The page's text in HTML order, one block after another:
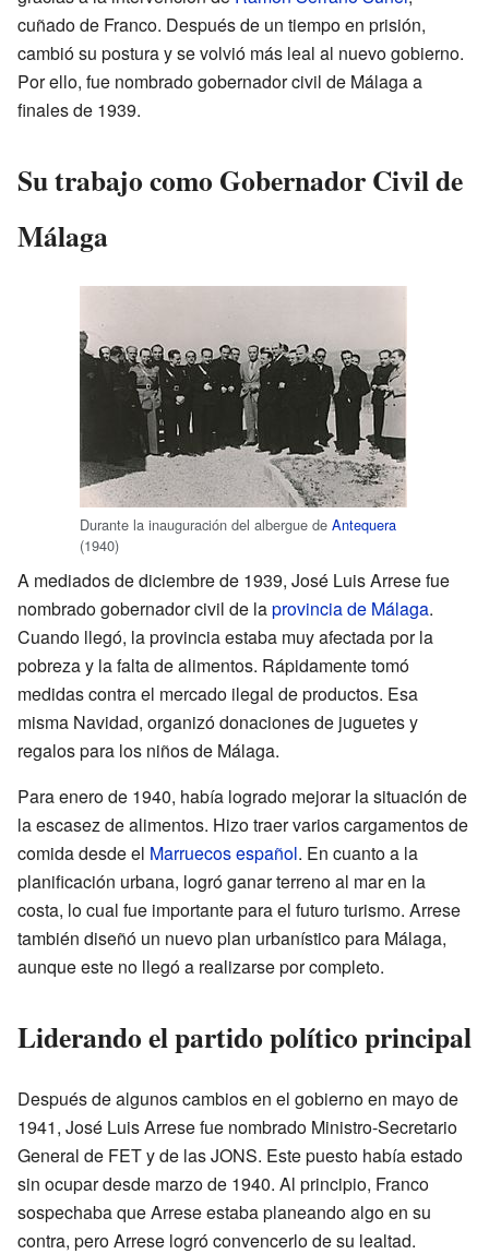
cuñado de Franco. Después de un tiempo en prisión,
cambió su postura y se volvió más leal al nuevo gobierno.
Por ello, fue nombrado gobernador civil de Málaga a
finales de 1939.
Su trabajo como Gobernador Civil de
Málaga
Durante la inauguración del albergue de Antequera
(1940)
A mediados de diciembre de 1939, José Luis Arrese fue
nombrado gobernador civil de laprovincia de Málaga.
Cuando llegó, la provincia estaba muy afectada por la
pobreza y la falta de alimentos. Rápidamente tomó
medidas contra el mercado ilegal de productos. Esa
misma Navidad, organizó donaciones de juguetes y
regalos para los niños de Málaga.
Para enero de 1940, había logrado mejorar la situación de
la escasez de alimentos. Hizo traer varios cargamentos de
comida desde el Marruecos español. En cuanto a la
planificación urbana, logró ganar terreno al mar en la
costa, lo cual fue importante para el futuro turismo. Arrese
también diseñó un nuevo plan urbanístico para Málaga,
aunque este no llegó a realizarse por completo.
Liderando el partido político principal
Después de algunos cambios en el gobierno en mayo de
1941, José Luis Arrese fue nombrado Ministro-Secretario
General de FET y de las JONS. Este puesto había estado
sin ocupar desde marzo de 1940. Al principio, Franco
sospechaba que Arrese estaba planeando algo en su
contra, pero Arrese logró convencerlo de su lealtad.